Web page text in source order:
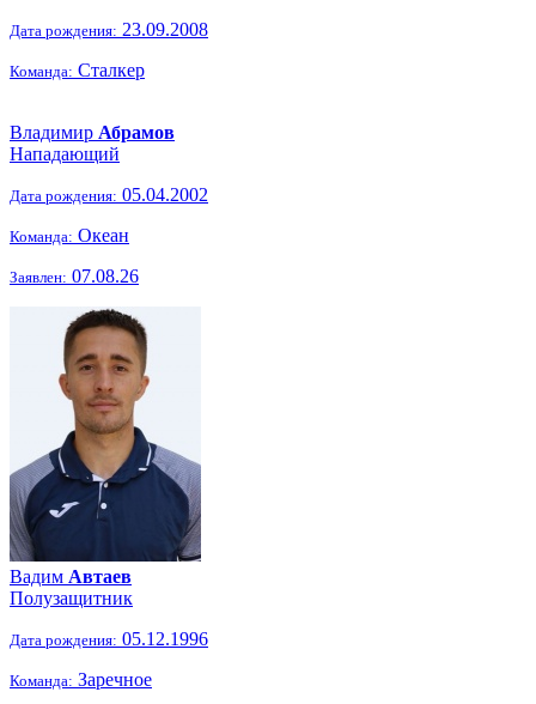
Дата рождения: 23.09.2008
Команда: Сталкер
Владимир Абрамов
Нападающий
Дата рождения: 05.04.2002
Команда: Океан
Заявлен: 07.08.26
Вадим Автаев
Полузащитник
Дата рождения: 05.12.1996
Команда: Заречное